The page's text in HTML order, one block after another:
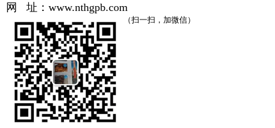
网 址： www.nthgpb.com
（扫一扫，加微信）